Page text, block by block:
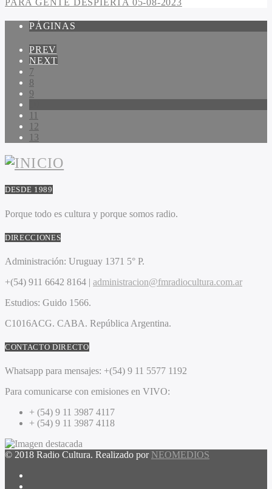
PÁGINAS
PREV
NEXT
7
8
9
11
12
13
DESDE 1989
Porque todo es cultura y porque somos radio.
DIRECCIONES
Administración: Uruguay 1371 5° P.
+(54) 911 6642 8164 | administracion@fmradiocultura.com.ar
Estudios: Guido 1566.
C1016ACG. CABA. República Argentina.
CONTACTO DIRECTO
Whatsapp para mensajes: +(54) 9 11 5577 1192
Para comunicarse con emisiones en VIVO:
+ (54) 9 11 3987 4117
+ (54) 9 11 3987 4118
© 2018 Radio Cultura. Realizado por NEOMEDIOS